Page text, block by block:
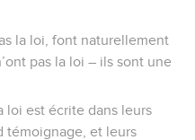
la loi, font naturellement
pas la loi – ils sont une
loi est écrite dans leurs
témoignage, et leurs